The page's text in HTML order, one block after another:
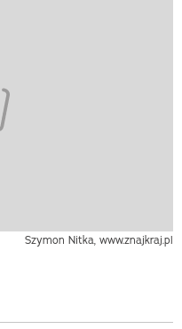
Szymon Nitka, www.znajkraj.pl